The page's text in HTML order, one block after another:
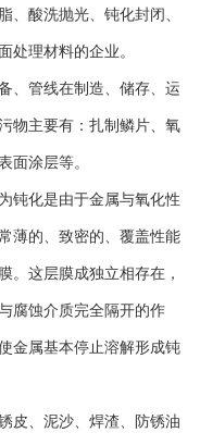
、酸洗抛光、钝化封闭、
处理材料的企业。
、管线在制造、储存、运
物主要有：扎制鳞片、氧
面涂层等。
钝化是由于金属与氧化性
薄的、致密的、覆盖性能
。这层膜成独立相存在，
腐蚀介质完全隔开的作
金属基本停止溶解形成钝
皮、泥沙、焊渣、防锈油